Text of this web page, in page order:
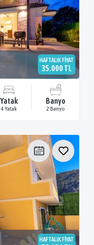
HAFTALIK FİYAT
35.000 TL
Yatak
4 Yatak
Banyo
2 Banyo
HAFTALIK FİYAT